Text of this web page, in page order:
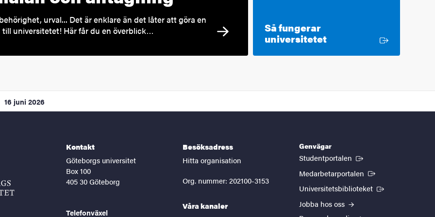
urval... Det är enklare än det låter att göra en
till universitetet! Här får du en överblick…
Så fungerar
universitetetExtern länk
16 juni 2026
Kontakt
Göteborgs universitet
Box 100
405 30 Göteborg
Telefonväxel
Besöksadress
Hitta organisation
Org. nummer: 202100-3153
Våra kanaler
Genvägar
Studentportalen (Extern länk)
Medarbetarportalen (Extern länk)
Universitetsbiblioteket (Extern länk)
Jobba hos oss